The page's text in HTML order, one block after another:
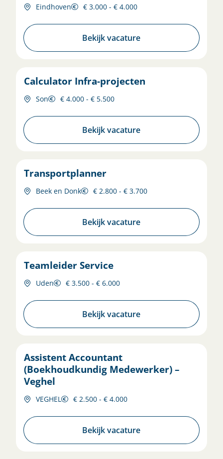
Eindhoven
€ 3.000 - € 4.000
Bekijk vacature
Calculator Infra-projecten
Son € 4.000 - € 5.500
Bekijk vacature
Transportplanner
Beek en Donk € 2.800 - € 3.700
Bekijk vacature
Teamleider Service
Uden € 3.500 - € 6.000
Bekijk vacature
Assistent Accountant
(Boekhoudkundig Medewerker) –
Veghel
VEGHEL € 2.500 - € 4.000
Bekijk vacature